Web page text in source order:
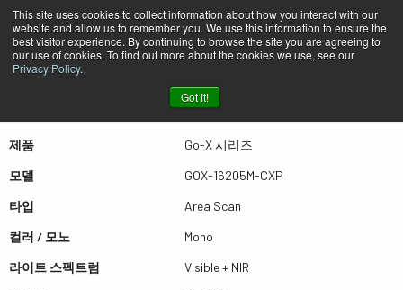
This site uses cookies to collect information about how you interact with our
website and allow us to remember you. We use this information to ensure the
best visitor experience. By continuing to browse the site you are agreeing to
our use of cookies. To find out more about the cookies we use, see our
Privacy Policy.
Got it!
퀵뷰 GOX-16205M-CXP
더많은 결과를 보시려면 스크롤하세요
제품
Go-X 시리즈
모델
GOX-16205M-CXP
타입
Area Scan
컬러 / 모노
Mono
라이트 스펙트럼
Visible + NIR